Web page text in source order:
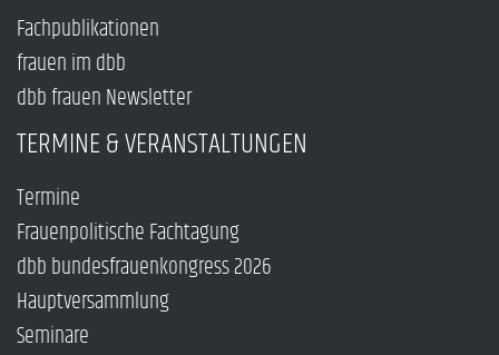
Fachpublikationen
frauen im dbb
dbb frauen Newsletter
TERMINE & VERANSTALTUNGEN
Termine
Frauenpolitische Fachtagung
dbb bundesfrauenkongress 2026
Hauptversammlung
Seminare